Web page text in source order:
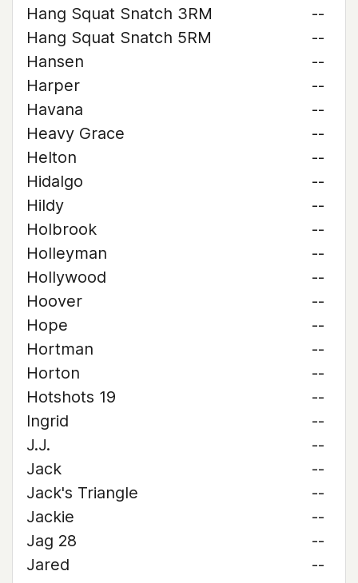
Hang Squat Snatch 3RM
--
Hang Squat Snatch 5RM
--
Hansen
--
Harper
--
Havana
--
Heavy Grace
--
Helton
--
Hidalgo
--
Hildy
--
Holbrook
--
Holleyman
--
Hollywood
--
Hoover
--
Hope
--
Hortman
--
Horton
--
Hotshots 19
--
Ingrid
--
J.J.
--
Jack
--
Jack's Triangle
--
Jackie
--
Jag 28
--
Jared
--